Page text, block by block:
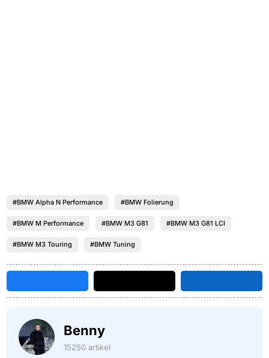
#BMW Alpha N Performance #BMW Folierung
#BMW M Performance #BMW M3 G81 #BMW M3 G81 LCI
#BMW M3 Touring #BMW Tuning
Benny
15250 artikel